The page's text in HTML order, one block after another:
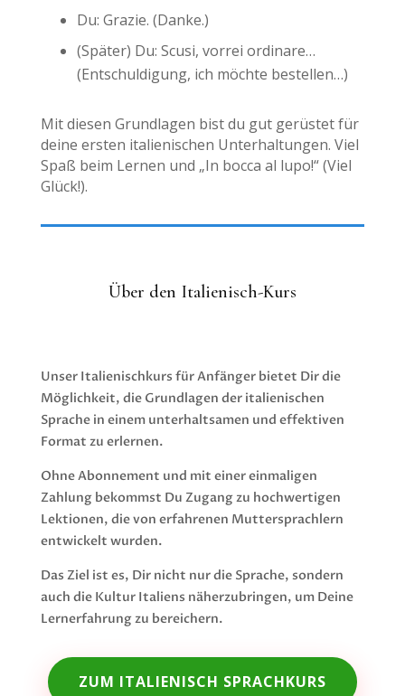
Du: Grazie. (Danke.)
(Später) Du: Scusi, vorrei ordinare…
(Entschuldigung, ich möchte bestellen…)
Mit diesen Grundlagen bist du gut gerüstet für
deine ersten italienischen Unterhaltungen. Viel
Spaß beim Lernen und „In bocca al lupo!“ (Viel
Glück!).
Über den Italienisch-Kurs
Unser Italienischkurs für Anfänger bietet Dir die
Möglichkeit, die Grundlagen der italienischen
Sprache in einem unterhaltsamen und effektiven
Format zu erlernen.
Ohne Abonnement und mit einer einmaligen
Zahlung bekommst Du Zugang zu hochwertigen
Lektionen, die von erfahrenen Muttersprachlern
entwickelt wurden.
Das Ziel ist es, Dir nicht nur die Sprache, sondern
auch die Kultur Italiens näherzubringen, um Deine
Lernerfahrung zu bereichern.
ZUM ITALIENISCH SPRACHKURS